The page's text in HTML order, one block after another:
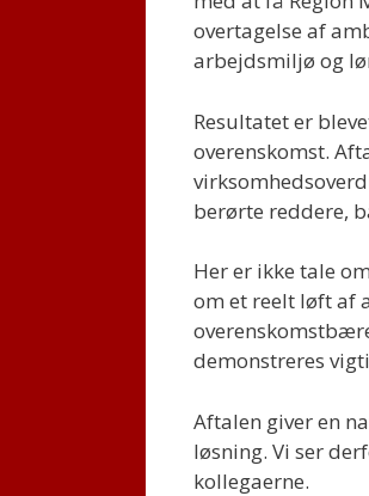
overtagelse af
arbejdsmiljø og
Resultatet er
overenskomst.
berørte reddere,
Her er ikke tale
om et reelt løft af
demonstreres
Aftalen giver en
løsning. Vi ser
kollegaerne.